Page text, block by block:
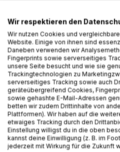
BESCHREIBUNG
2040: Die Menschheit schreibt
Mal sollen nicht nur
sondern Menschen, die etwas
Überlebenswichtiges
Astronautenanzügen tragen sie
Auserwählten sind: Claire, eine
der lebenslustige Pizzabäcker
geheimnisvoller Sushi-Meister
Wir respektieren den
Wir nutzen Cookies und
Website. Einige von ihnen sind
Daneben verwenden wir
Fingerprints sowie serverseitiges
unsere Seite besucht und wie sie
Trackingtechnologien zu
serverseitiges Tracking sowie auch
geräteübergreifend Cookies,
sowie gehashte E-Mail-Adressen
betten wir zudem Drittinhalte von
Plattformen). Wir haben auf die
etwaiges Tracking durch den
Einstellung willigst du in die oben
kannst deine Einwilligung (z. B. im
jederzeit mit Wirkung für die Zukunft